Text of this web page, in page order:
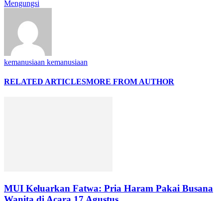
Mengungsi
kemanusiaan kemanusiaan
RELATED ARTICLESMORE FROM AUTHOR
MUI Keluarkan Fatwa: Pria Haram Pakai Busana